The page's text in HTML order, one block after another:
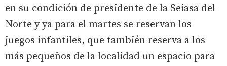
en su condición de presidente de la Seiasa del
Norte y ya para el martes se reservan los
juegos infantiles, que también reserva a los
más pequeños de la localidad un espacio para